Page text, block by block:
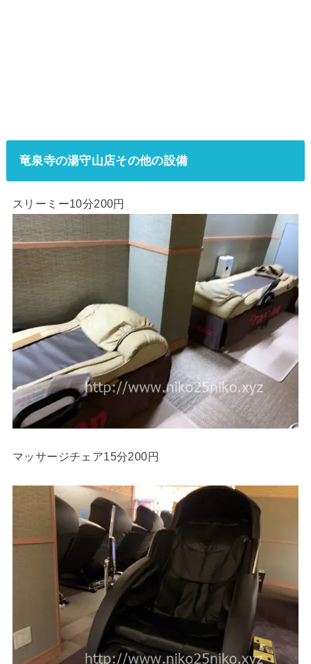
竜泉寺の湯守山店その他の設備
スリーミー10分200円
マッサージチェア15分200円